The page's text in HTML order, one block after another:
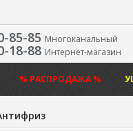
85-85 Многоканальный
18-88 Интернет-магазин
% РАСПРОДАЖА %